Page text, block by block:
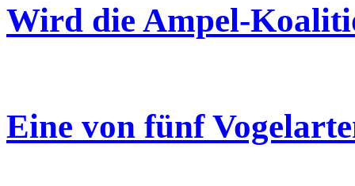
Wird die Ampel-
Eine von fünf